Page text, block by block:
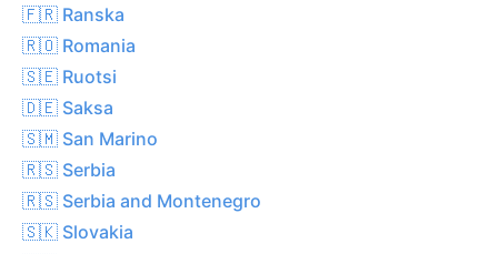
🇫🇷 Ranska
🇷🇴 Romania
🇸🇪 Ruotsi
🇩🇪 Saksa
🇸🇲 San Marino
🇷🇸 Serbia
🇷🇸 Serbia and Montenegro
🇸🇰 Slovakia